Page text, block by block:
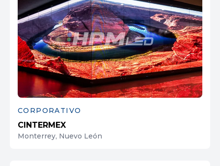
CORPORATIVO
CINTERMEX
Monterrey, Nuevo León